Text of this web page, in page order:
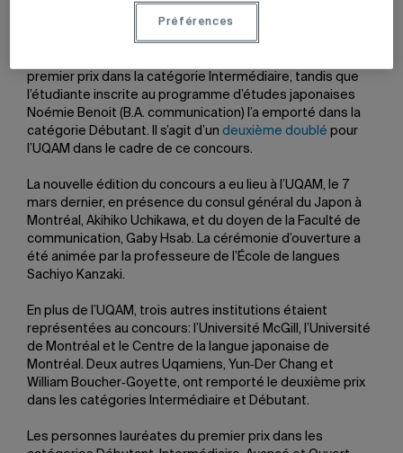
À l’occasion de l’édition 2026 du Concours d’élocution
japonaise du Québec, l’étudiant au certificat en langues et
premier prix dans la catégorie Intermédiaire, tandis que
l’étudiante inscrite au programme d’études japonaises
Noémie Benoit (B.A. communication) l’a emporté dans la
catégorie Débutant. Il s’agit d’un deuxième doublé pour
l’UQAM dans le cadre de ce concours.
La nouvelle édition du concours a eu lieu à l’UQAM, le 7
mars dernier, en présence du consul général du Japon à
Montréal, Akihiko Uchikawa, et du doyen de la Faculté de
communication, Gaby Hsab. La cérémonie d’ouverture a
été animée par la professeure de l’École de langues
Sachiyo Kanzaki.
En plus de l’UQAM, trois autres institutions étaient
représentées au concours: l’Université McGill, l’Université
de Montréal et le Centre de la langue japonaise de
Montréal. Deux autres Uqamiens, Yun‑Der Chang et
William Boucher‑Goyette, ont remporté le deuxième prix
dans les catégories Intermédiaire et Débutant.
Les personnes lauréates du premier prix dans les
Préférences